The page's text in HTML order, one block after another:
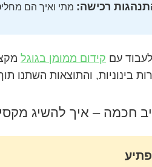
רכישה: מתי ואיך הם
עם קידום ממומן בגוגל
חכמה – איך להשיג